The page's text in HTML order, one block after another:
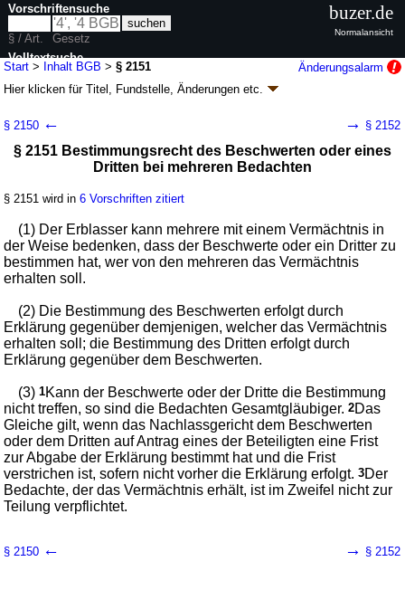
Start > Inhalt BGB >§ 2151
Änderungsalarm
Hier klicken fürTitel, Fundstelle, Änderungen etc.
geändert durchArtikel 6G. v. 23.07.2026 BGBl. 2026 I Nr. 226
Geltung ab 01.01.1964; FNA: 400-2Bürgerliches Gesetzbuch,
180 weitere Fassungen | wird in 2387 Vorschriften zitiert
Buch 5 Erbrecht
Abschnitt 3 Testament
Titel 4 Vermächtnis
§ 2150 ← → § 2152
§ 2151 Bestimmungsrecht des Beschwerten oder eines
Dritten bei mehreren Bedachten
§ 2151 wird in6 Vorschriften zitiert
(1) Der Erblasser kann mehrere mit einem Vermächtnis in
der Weise bedenken, dass der Beschwerte oder ein Dritter zu
bestimmen hat, wer von den mehreren das Vermächtnis
erhalten soll.
(2) Die Bestimmung des Beschwerten erfolgt durch
Erklärung gegenüber demjenigen, welcher das Vermächtnis
erhalten soll; die Bestimmung des Dritten erfolgt durch
Erklärung gegenüber dem Beschwerten.
(3)1Kann der Beschwerte oder der Dritte die Bestimmung
nicht treffen, so sind die Bedachten Gesamtgläubiger.2Das
Gleiche gilt, wenn das Nachlassgericht dem Beschwerten
oder dem Dritten auf Antrag eines der Beteiligten eine Frist
zur Abgabe der Erklärung bestimmt hat und die Frist
verstrichen ist, sofern nicht vorher die Erklärung erfolgt.3Der
Bedachte, der das Vermächtnis erhält, ist im Zweifel nicht zur
Teilung verpflichtet.
§ 2150 ← → § 2152
Vorschriftensuche
§ / Art.
Gesetz
Volltextsuche
nur in BGB
buzer.de
Normalansicht